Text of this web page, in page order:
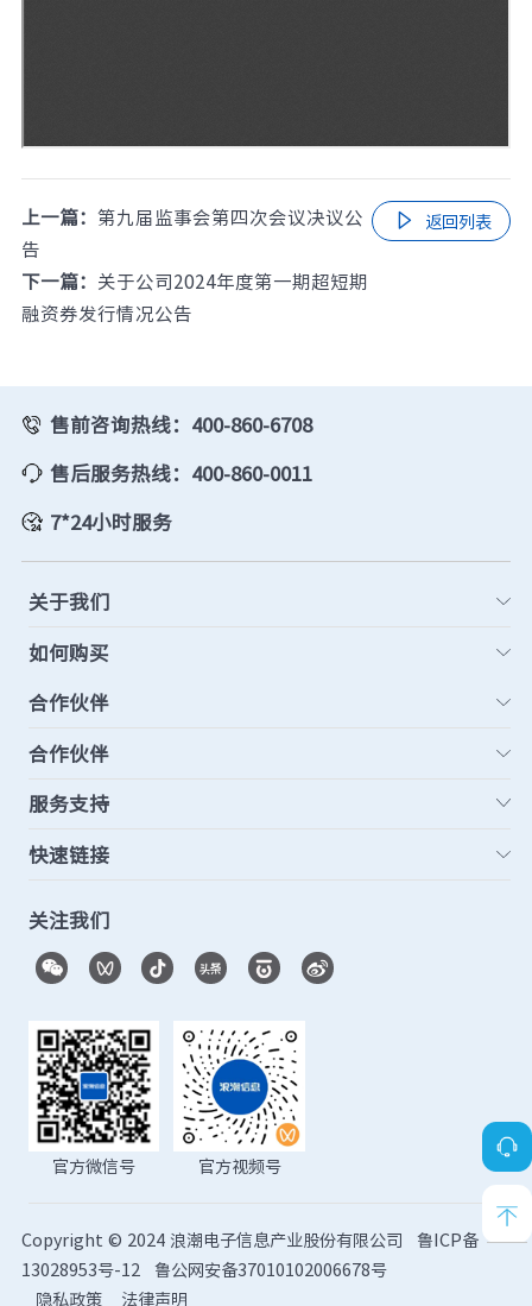
上一篇： 第九届监事会第四次会议决议公
告
下一篇： 关于公司2024年度第一期超短期
融资券发行情况公告
 返回列表
售前咨询热线：400-860-6708
售后服务热线：400-860-0011
7*24小时服务
关于我们
如何购买
合作伙伴
合作伙伴
服务支持
快速链接
关注我们
官方微信号 官方视频号
Copyright © 2024 浪潮电子信息产业股份有限公司 鲁ICP备
13028953号-12 鲁公网安备37010102006678号
隐私政策
法律声明